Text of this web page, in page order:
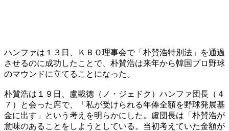
ハンファは１３日、ＫＢＯ理事会で「朴賛浩特別法」を通過
させるのに成功したことで、朴賛浩は来年から韓国プロ野球
のマウンドに立てることになった。
朴賛浩は１９日、盧載徳（ノ・ジェドク）ハンファ団長（４
７）と会った席で、「私が受けられる年俸全額を野球発展基
金に出す」という考えを明らかにした。盧団長は「朴賛浩が
意味のあることをしようとしている。当初考えていた金額が